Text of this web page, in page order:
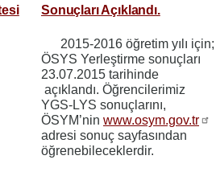
Sonuçları Açıklandı.
2015-2016 öğretim yılı için;
ÖSYS Yerleştirme sonuçları
23.07.2015 tarihinde
açıklandı. Öğrencilerimiz
YGS-LYS sonuçlarını,
ÖSYM’nin www.osym.gov.tr
adresi sonuç sayfasından
öğrenebileceklerdir.